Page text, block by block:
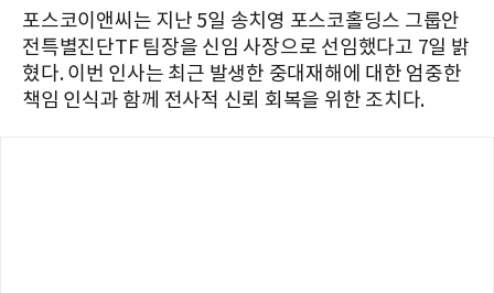
포스코이앤씨는 지난 5일 송치영 포스코홀딩스 그룹안
전특별진단TF 팀장을 신임 사장으로 선임했다고 7일 밝
혔다. 이번 인사는 최근 발생한 중대재해에 대한 엄중한
책임 인식과 함께 전사적 신뢰 회복을 위한 조치다.